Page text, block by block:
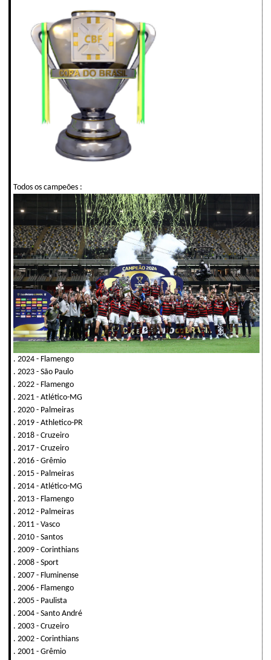
Todos os campeões :
. 2024 - Flamengo
. 2023 - São Paulo
. 2022 - Flamengo
. 2021 - Atlético-MG
. 2020 - Palmeiras
. 2019 - Athletico-PR
. 2018 - Cruzeiro
. 2017 - Cruzeiro
. 2016 - Grêmio
. 2015 - Palmeiras
. 2014 - Atlético-MG
. 2013 - Flamengo
. 2012 - Palmeiras
. 2011 - Vasco
. 2010 - Santos
. 2009 - Corinthians
. 2008 - Sport
. 2007 - Fluminense
. 2006 - Flamengo
. 2005 - Paulista
. 2004 - Santo André
. 2003 - Cruzeiro
. 2002 - Corinthians
. 2001 - Grêmio